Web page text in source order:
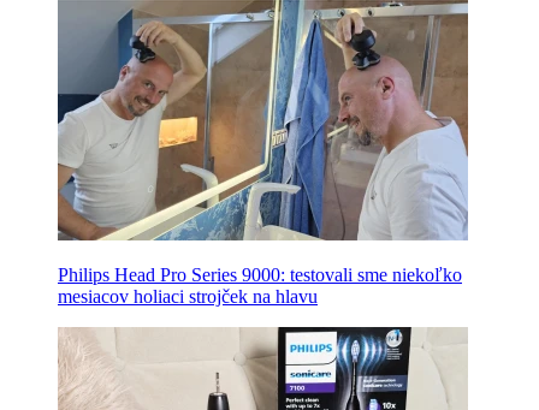
Philips Head Pro Series 9000: testovali sme niekoľko
mesiacov holiaci strojček na hlavu